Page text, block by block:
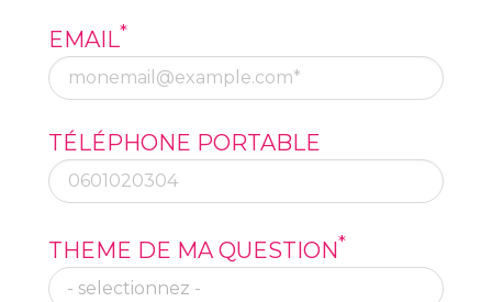
EMAIL*
TÉLÉPHONE PORTABLE
THEME DE MA QUESTION*